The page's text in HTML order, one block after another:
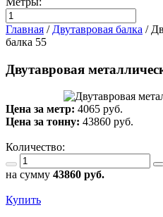
Главная / Двутавровая балка /
балка 55
Двутавровая
Цена за метр: 4065 руб.
Цена за тонну: 43860 руб.
Количество:
на сумму 43860 руб.
Купить